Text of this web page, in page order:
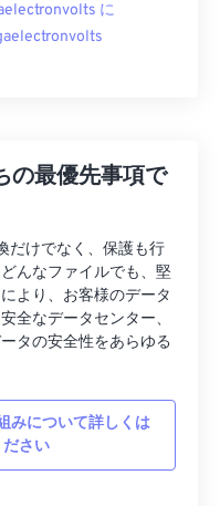
に
の最優先事項で
だけでなく、保護も行
んなファイルでも、堅
より、お客様のデータ
全なデータセンター、
タの安全性をあらゆる
みについて詳しくは
さい